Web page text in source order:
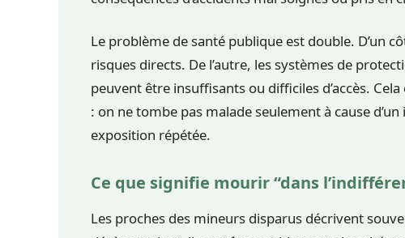
Le problème de santé publique est double. D’un
risques directs. De l’autre, les systèmes de
peuvent être insuffisants ou difficiles d’accès.
: on ne tombe pas malade seulement à cause
exposition répétée.
Ce que signifie mourir “dans
Les proches des mineurs disparus décrivent